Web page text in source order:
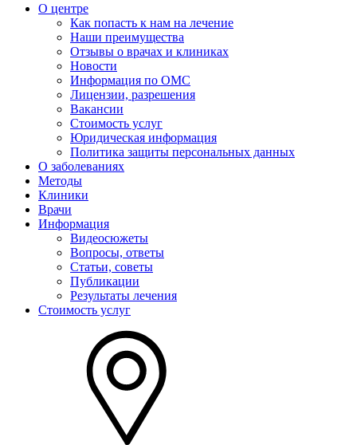
О центре
Как попасть к нам на лечение
Наши преимущества
Отзывы о врачах и клиниках
Новости
Информация по ОМС
Лицензии, разрешения
Вакансии
Стоимость услуг
Юридическая информация
Политика защиты персональных данных
О заболеваниях
Методы
Клиники
Врачи
Информация
Видеосюжеты
Вопросы, ответы
Статьи, советы
Публикации
Результаты лечения
Стоимость услуг